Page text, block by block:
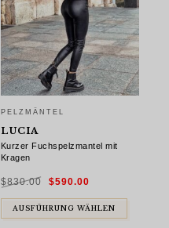
PELZMÄNTEL
LUCIA
Kurzer Fuchspelzmantel mit
Kragen
$830.00
Ursprünglicher
Preis
$830.00
$590.00Preis
$590.00.
AUSFÜHRUNG WÄHLEN